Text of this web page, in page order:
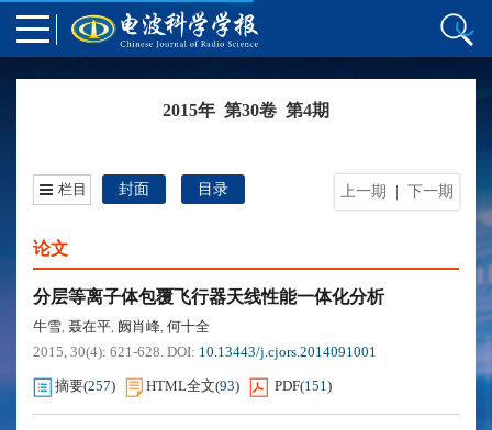
2015年 第30卷 第4期
上一期 下一期
栏目 封面 目录
论文
分层等离子体包覆飞行器天线性能一体化分析
牛雪, 聂在平, 阙肖峰, 何十全
2015, 30(4): 621-628. DOI: 10.13443/j.cjors.2014091001
摘要(257) HTML全文(93) PDF(151)